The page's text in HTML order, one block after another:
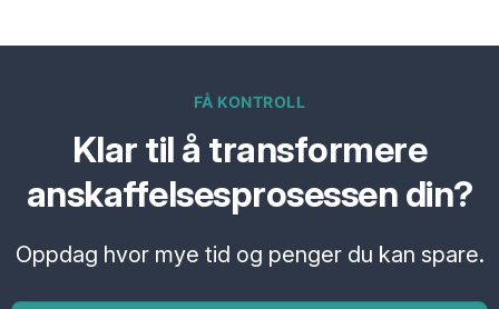
FÅ KONTROLL
Klar til å transformere
anskaffelsesprosessen din?
Oppdag hvor mye tid og penger du kan spare.